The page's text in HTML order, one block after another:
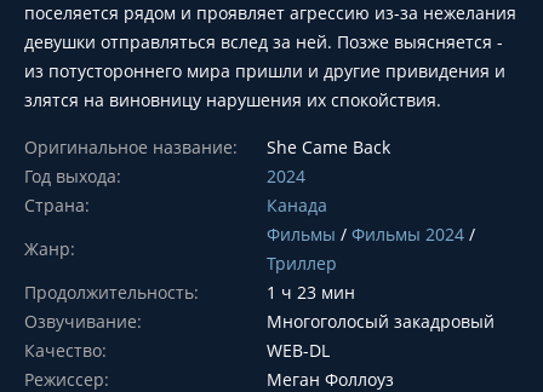
поселяется рядом и проявляет агрессию из-за нежелания
девушки отправляться вслед за ней. Позже выясняется -
из потустороннего мира пришли и другие привидения и
злятся на виновницу нарушения их спокойствия.
Оригинальное название:
She Came Back
Год выхода:
2024
Страна:
Канада
Жанр:
Фильмы / Фильмы 2024 /
Триллер
Продолжительность:
1 ч 23 мин
Озвучивание:
Многоголосый закадровый
Качество:
WEB-DL
Режиссер:
Меган Фоллоуз